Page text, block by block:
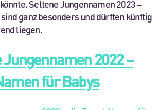
Seltene Jungennamen 2023 –
ganz besonders und dürften künftig
liegen.
2022 –
für Babys